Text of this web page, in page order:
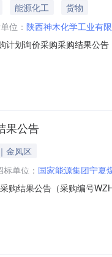
能源化工
货物
位： 陕西神木化学工业有
计划询价采购采购结果公
源集团物资有限公司化工
果公告
金凤区
标单位： 国家能源集团宁夏
购结果公告（采购编号
资有限公司宁夏分公司联